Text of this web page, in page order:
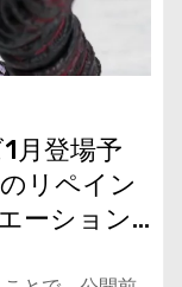
月登場予
リペイン
ーション